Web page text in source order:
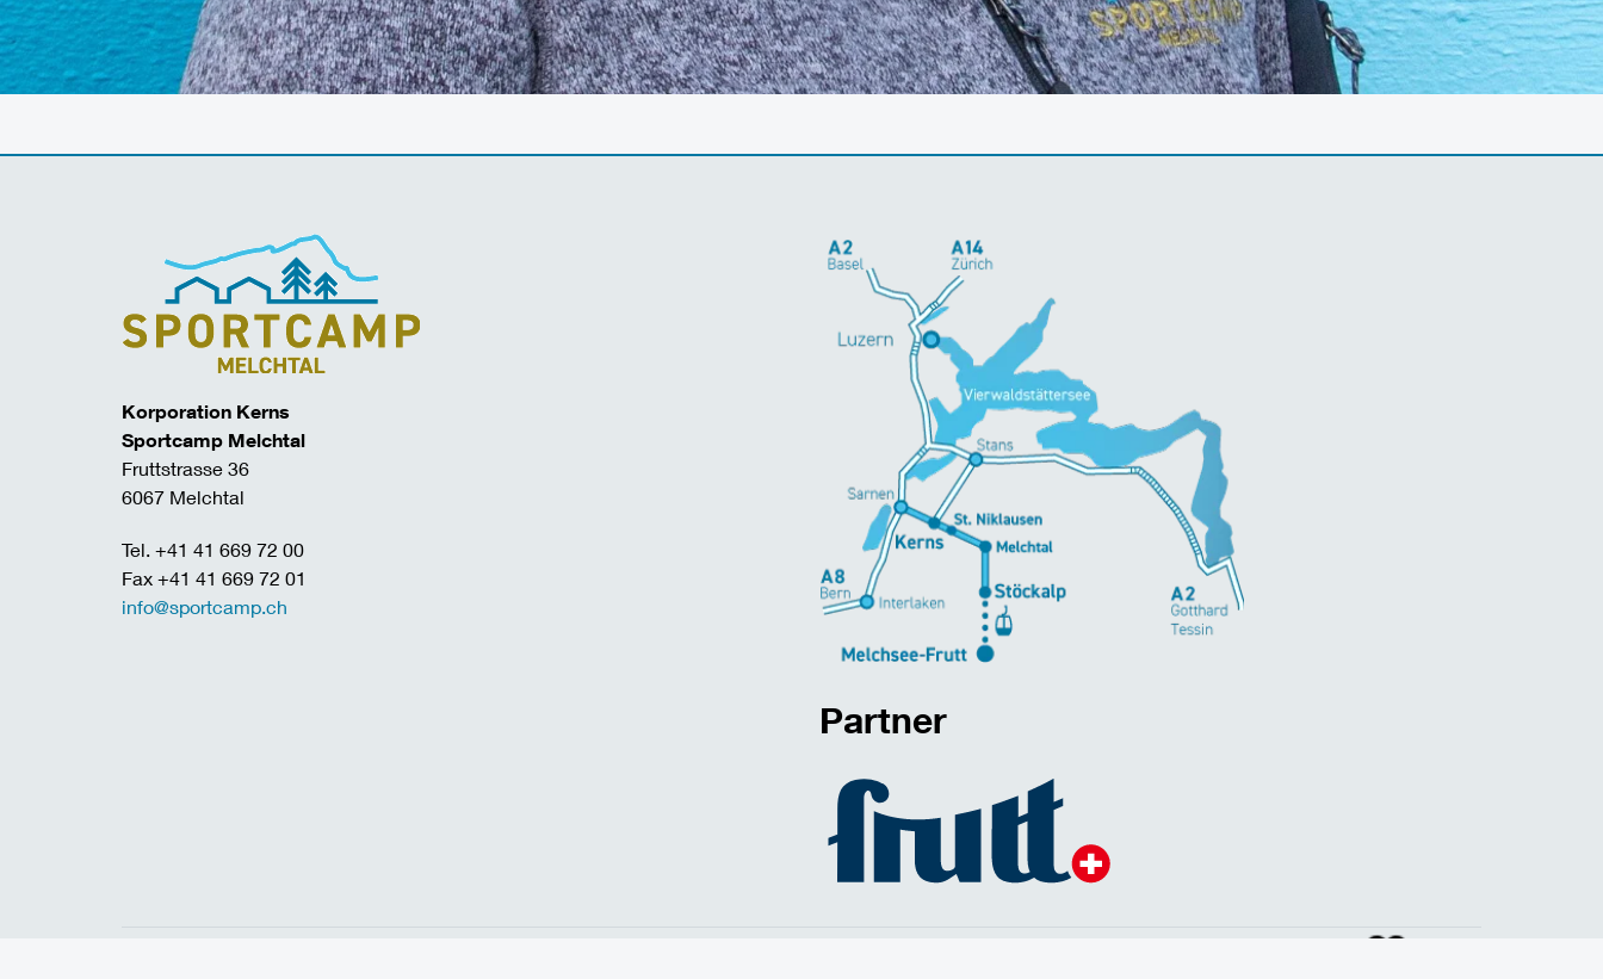
Korporation Kerns
Sportcamp Melchtal
Fruttstrasse 36
6067 Melchtal
Tel. +41 41 669 72 00
Fax +41 41 669 72 01
info@sportcamp.ch
Partner